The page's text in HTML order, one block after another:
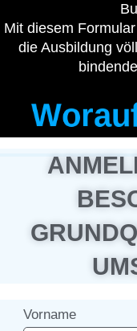
Mit diesem
die Ausbildung
Worau
Vorname